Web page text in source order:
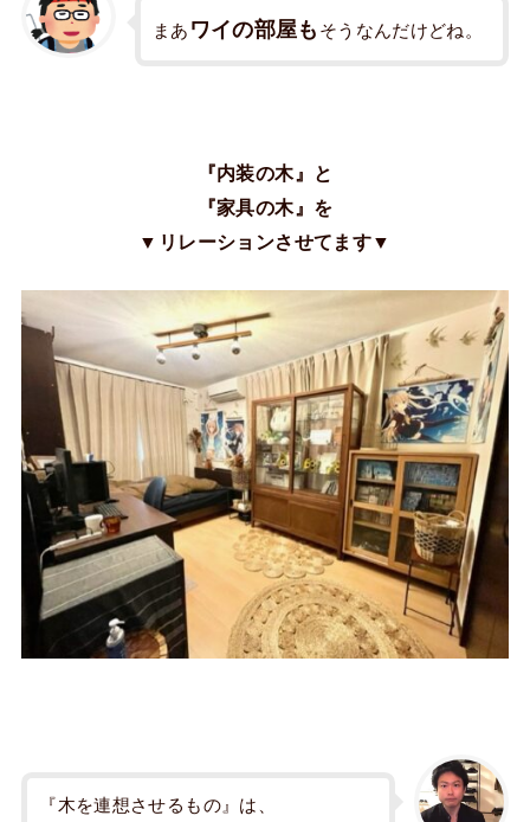
まあ ワイの部屋も そうなんだけどね。
『内装の木』と
『家具の木』を
▼リレーションさせてます▼
『木を連想させるもの』は、